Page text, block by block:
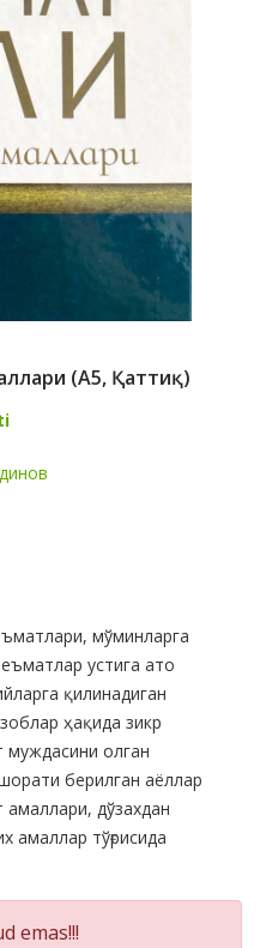
(А5, Қаттиқ)
мўминларга
устига ато
қилинадиган
ҳақида зикр
муждасини олган
берилган аёллар
дўзахдан
амаллар тўғрисида
emas!!!